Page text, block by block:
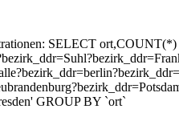
SELECT
GROUP BY `ort`